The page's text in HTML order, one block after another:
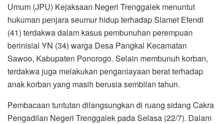
Umum (JPU) Kejaksaan Negeri Trenggalek menuntut
hukuman penjara seumur hidup terhadap Slamet Efendi
(41) terdakwa dalam kasus pembunuhan perempuan
berinisial YN (34) warga Desa Pangkal Kecamatan
Sawoo, Kabupaten Ponorogo. Selain membunuh korban,
terdakwa juga melakukan penganiayaan berat terhadap
anak korban yang masih berusia sembilan tahun.
Pembacaan tuntutan dilangsungkan di ruang sidang Cakra
Pengadilan Negeri Trenggalek pada Selasa (22/7). Dalam